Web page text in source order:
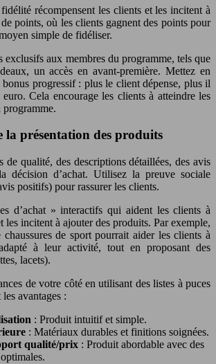
récompensent les clients et les incitent à
points, où les clients gagnent des points pour
simple de fidéliser.
exclusifs aux membres du programme, tels que
un accès en avant-première. Mettez en
bonus progressif : plus le client dépense, plus il
Cela encourage les clients à atteindre les
programme.
présentation des produits
de qualité, des descriptions détaillées, des avis
décision d’achat. Utilisez la preuve sociale
positifs) pour rassurer les clients.
d’achat » interactifs qui aident les clients à
les incitent à ajouter des produits. Par exemple,
chaussures de sport pourrait aider les clients à
à leur activité, tout en proposant des
lacets).
de votre côté en utilisant des listes à puces
avantages :
: Produit intuitif et simple.
: Matériaux durables et finitions soignées.
qualité/prix : Produit abordable avec des